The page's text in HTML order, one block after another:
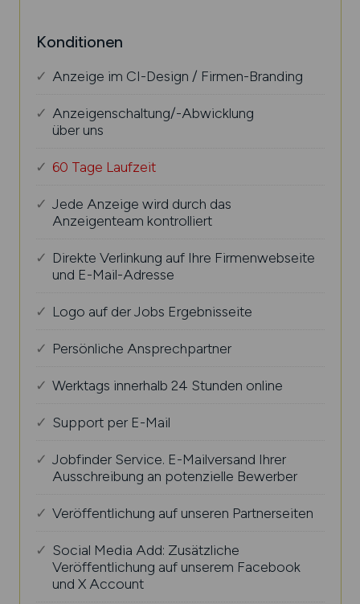
Konditionen
Anzeige im CI-Design / Firmen-Branding
Anzeigenschaltung/-Abwicklung
über uns
60 Tage Laufzeit
Jede Anzeige wird durch das
Anzeigenteam kontrolliert
Direkte Verlinkung auf Ihre Firmenwebseite
und E-Mail-Adresse
Logo auf der Jobs Ergebnisseite
Persönliche Ansprechpartner
Werktags innerhalb 24 Stunden online
Support per E-Mail
Jobfinder Service. E-Mailversand Ihrer
Ausschreibung an potenzielle Bewerber
Veröffentlichung auf unseren Partnerseiten
Social Media Add: Zusätzliche
Veröffentlichung auf unserem Facebook
und X Account